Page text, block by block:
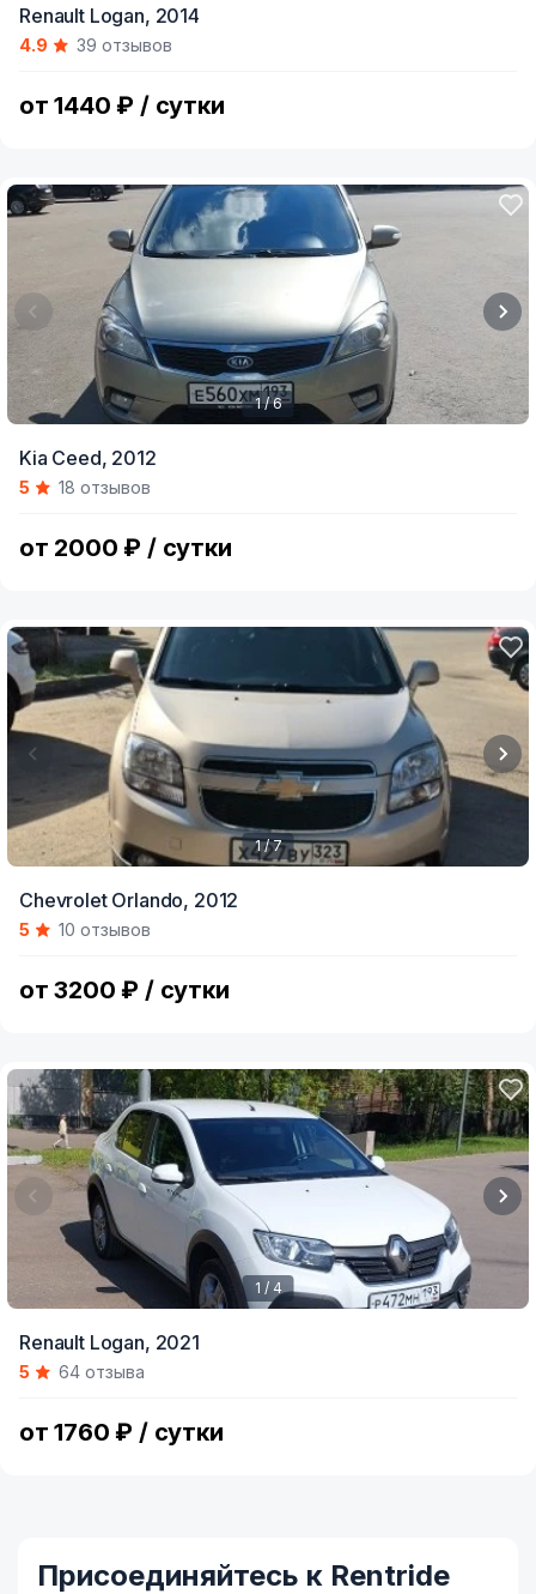
of
Renault Logan, 2014
4.9 39 отзывов
от 1440 ₽ / сутки
of
1 / 6
Kia Ceed, 2012
5 18 отзывов
от 2000 ₽ / сутки
of
1 / 7
Chevrolet Orlando, 2012
5 10 отзывов
от 3200 ₽ / сутки
of
1 / 4
Renault Logan, 2021
5 64 отзыва
от 1760 ₽ / сутки
Присоединяйтесь к Rentride